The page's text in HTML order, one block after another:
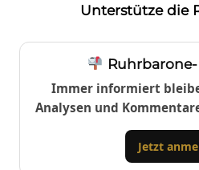
Unterstütze die
Immer informiert
Analysen und
Jetzt